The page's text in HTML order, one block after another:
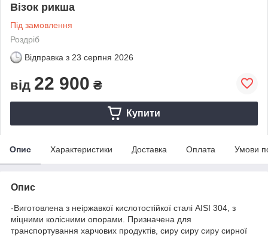
Візок рикша
Під замовлення
Роздріб
Відправка з 23 серпня 2026
від 22 900 ₴
Купити
Опис Характеристики Доставка Оплата Умови
Опис
-Виготовлена з неіржавкої кислотостійкої сталі AISI 304, з
міцними колісними опорами. Призначена для
транспортування харчових продуктів, сиру сиру сиру сирної